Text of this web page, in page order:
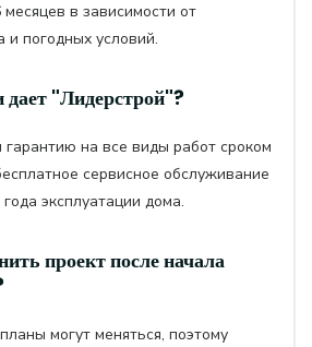
в зависимости от
и погодных условий.
дает "Лидерстрой"?
на все виды работ сроком
сервисное обслуживание
эксплуатации дома.
проект после начала
могут меняться, поэтому